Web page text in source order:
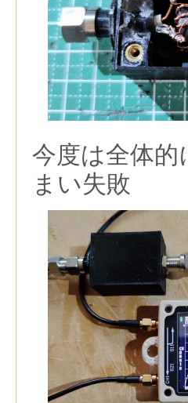
今度は全体
まい失敗